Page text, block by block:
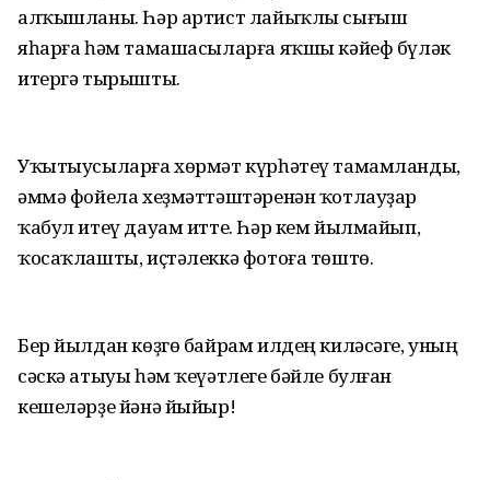
алҡышланы. Һәр артист лайыҡлы сығыш
яһарға һәм тамашасыларға яҡшы кәйеф бүләк
итергә тырышты.
Уҡытыусыларға хөрмәт күрһәтеү тамамланды,
әммә фойела хеҙмәттәштәренән ҡотлауҙар
ҡабул итеү дауам итте. Һәр кем йылмайып,
ҡосаҡлашты, иҫтәлеккә фотоға төштө.
Бер йылдан көҙгө байрам илдең киләсәге, уның
сәскә атыуы һәм ҡеүәтлеге бәйле булған
кешеләрҙе йәнә йыйыр!